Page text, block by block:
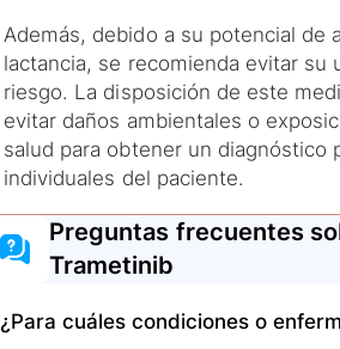
Además, debido a su potencial de
lactancia, se recomienda evitar
riesgo. La disposición de este
evitar daños ambientales o
salud para obtener un diagnóstico
individuales del paciente.
Preguntas frecuentes
Trametinib
¿Para cuáles condiciones o